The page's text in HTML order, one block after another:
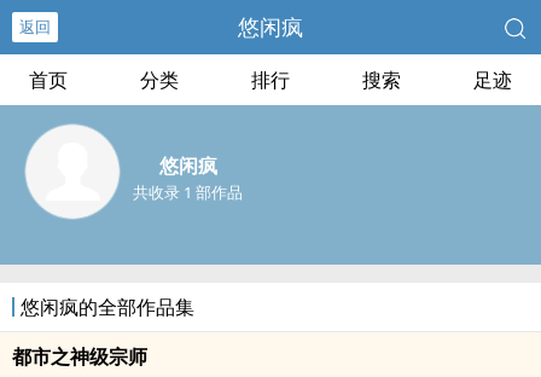
返回 悠闲疯
首页 分类 排行 搜索 足迹
悠闲疯
共收录 1 部作品
悠闲疯的全部作品集
都市之神级宗师